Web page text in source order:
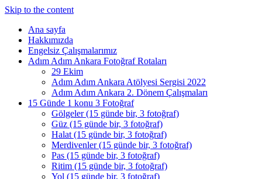
Skip to the content
Ana sayfa
Hakkımızda
Engelsiz Çalışmalarımız
Adım Adım Ankara Fotoğraf Rotaları
29 Ekim
Adım Adım Ankara Atölyesi Sergisi 2022
Adım Adım Ankara 2. Dönem Çalışmaları
15 Günde 1 konu 3 Fotoğraf
Gölgeler (15 günde bir, 3 fotoğraf)
Güz (15 günde bir, 3 fotoğraf)
Halat (15 günde bir, 3 fotoğraf)
Merdivenler (15 günde bir, 3 fotoğraf)
Pas (15 günde bir, 3 fotoğraf)
Ritim (15 günde bir, 3 fotoğraf)
Yol (15 günde bir, 3 fotoğraf)